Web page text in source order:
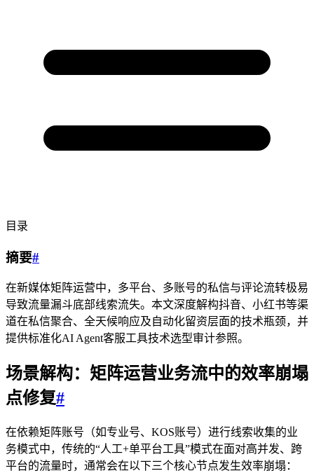
目录
摘要#
在新媒体矩阵运营中，多平台、多账号的私信与评论流转极易
导致流量漏斗底部线索流失。本文深度解构抖音、小红书等渠
道在私信聚合、全天候响应及自动化留资层面的技术瓶颈，并
提供标准化AI Agent客服工具技术选型审计参照。
场景解构：矩阵运营业务流中的效率崩塌
点修复#
在依赖矩阵账号（如专业号、KOS账号）进行线索收集的业
务模式中，传统的“人工+单平台工具”模式在面对高并发、跨
平台的流量时，通常会在以下三个核心节点发生效率崩塌：